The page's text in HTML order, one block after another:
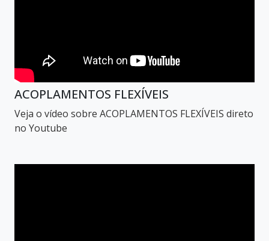
ACOPLAMENTOS FLEXÍVEIS
Veja o vídeo sobre ACOPLAMENTOS FLEXÍVEIS direto
no Youtube